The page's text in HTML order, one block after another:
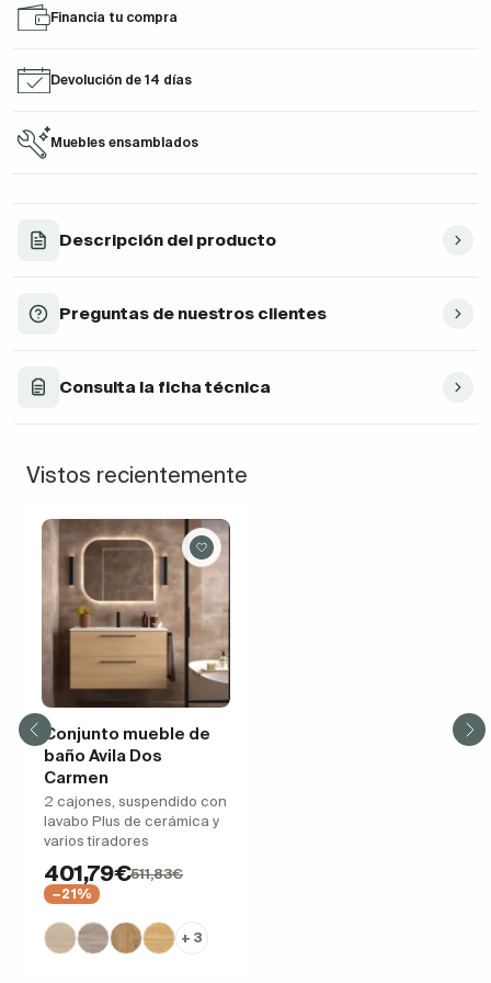
Financia tu compra
Devolución de 14 días
Muebles ensamblados
Descripción del producto
Preguntas de nuestros clientes
Consulta la ficha técnica
Vistos recientemente
Conjunto mueble de
baño Avila Dos
Carmen
2 cajones, suspendido con
lavabo Plus de cerámica y
varios tiradores
401,79€511,83€
−21%
+ 3